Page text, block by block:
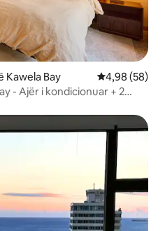
Kawela Bay Vlerësimi
4,98 (58)
- Ajër i kondicionuar + 2